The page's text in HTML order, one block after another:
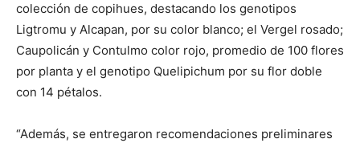
colección de copihues, destacando los genotipos
Ligtromu y Alcapan, por su color blanco; el Vergel rosado;
Caupolicán y Contulmo color rojo, promedio de 100 flores
por planta y el genotipo Quelipichum por su flor doble
con 14 pétalos.
“Además, se entregaron recomendaciones preliminares